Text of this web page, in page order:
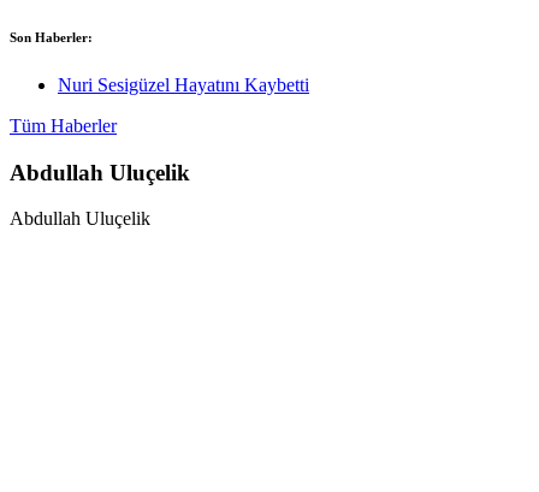
Son Haberler:
Nuri Sesigüzel Hayatını Kaybetti
Tüm Haberler
Abdullah Uluçelik
Abdullah Uluçelik